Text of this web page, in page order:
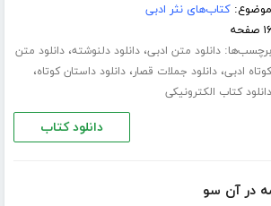
موضوع:کتاب‌های نثر ادبی
۱۶ صفحه
برچسب‌ها:دانلود متن ادبی،دانلود دلنوشته،دانلود متن
کوتاه ادبی،دانلود جملات قصار،دانلود داستان کوتاه،
دانلود کتاب الکترونیکی
دانلود کتاب
در آن سو